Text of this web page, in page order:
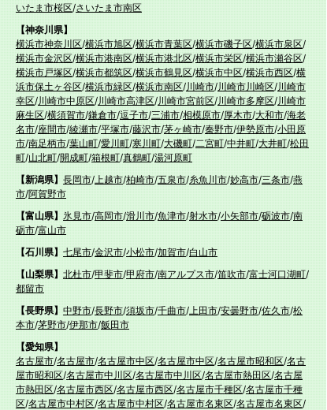
いたま市桜区/さいたま市南区
【神奈川県】
横浜市神奈川区/横浜市旭区/横浜市青葉区/横浜市磯子区/横浜市泉区/
横浜市金沢区/横浜市港南区/横浜市港北区/横浜市栄区/横浜市瀬谷区/
横浜市戸塚区/横浜市都筑区/横浜市鶴見区/横浜市中区/横浜市西区/横
浜市保土ヶ谷区/横浜市緑区/横浜市南区/川崎市/川崎市川崎区/川崎市
幸区/川崎市中原区/川崎市高津区/川崎市宮前区/川崎市多摩区/川崎市
麻生区/横須賀市/鎌倉市/逗子市/三浦市/相模原市/厚木市/大和市/海老
名市/座間市/綾瀬市/平塚市/藤沢市/茅ヶ崎市/秦野市/伊勢原市/小田原
市/南足柄市/葉山町/愛川町/寒川町/大磯町/二宮町/中井町/大井町/松田
町/山北町/開成町/箱根町/真鶴町/湯河原町
【新潟県】 長岡市/ 上越市/柏崎市/五泉市/糸魚川市/妙高市/三条市/燕
市/阿賀野市
【富山県】 氷見市/高岡市/滑川市/魚津市/射水市/小矢部市/砺波市/南
砺市/富山市
【石川県】 七尾市/金沢市/小松市/加賀市/白山市
【山梨県】 北杜市/甲斐市/甲府市/南アルプス市/笛吹市/富士河口湖町/
都留市
【長野県】 中野市/長野市/須坂市/千曲市/ 上田市/安曇野市/佐久市/松
本市/茅野市/伊那市/飯田市
【愛知県】
名古屋市/名古屋市/名古屋市中区/名古屋市中区/名古屋市昭和区/名古
屋市昭和区/名古屋市中川区/名古屋市中川区/名古屋市熱田区/名古屋
市熱田区/名古屋市西区/名古屋市西区/名古屋市千種区/名古屋市千種
区/名古屋市中村区/名古屋市中村区/名古屋市名東区/名古屋市名東区/